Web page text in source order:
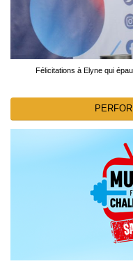
Félicitations à Elyne qui